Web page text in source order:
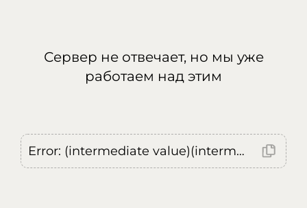
Сервер не отвечает, но мы уже
работаем над этим
Error: (intermediate value)(intermediate value)(intermediate value).replaceAll is not a function